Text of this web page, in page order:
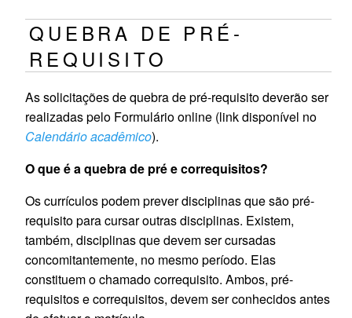
QUEBRA DE PRÉ-
REQUISITO
As solicitações de quebra de pré-requisito deverão ser
realizadas pelo Formulário online (link disponível no
Calendário acadêmico).
O que é a quebra de pré e correquisitos?
Os currículos podem prever disciplinas que são pré-
requisito para cursar outras disciplinas. Existem,
também, disciplinas que devem ser cursadas
concomitantemente, no mesmo período. Elas
constituem o chamado correquisito. Ambos, pré-
requisitos e correquisitos, devem ser conhecidos antes